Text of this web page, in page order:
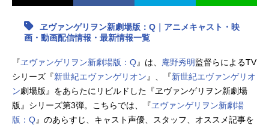
最新記事一覧
アニメ記事一覧 声優記事一覧
アニメ映画一覧 実写化映画一覧
今期アニメ曜日別一覧
ヱヴァンゲリヲン新劇場版：Q｜アニメキャスト・映
画・動画配信情報・最新情報一覧
『ヱヴァンゲリヲン新劇場版：Q』は、 庵野秀明監督らによるTV
シリーズ『新世紀エヴァンゲリオン 』、『新世紀エヴァンゲリオ
ン劇場版』をあらたにリビルドした『ヱヴァンゲリヲン新劇場
版』シリーズ第3弾。こちらでは、『ヱヴァンゲリヲン新劇場
版：Q』のあらすじ、キャスト声優、スタッフ、オススメ記事を